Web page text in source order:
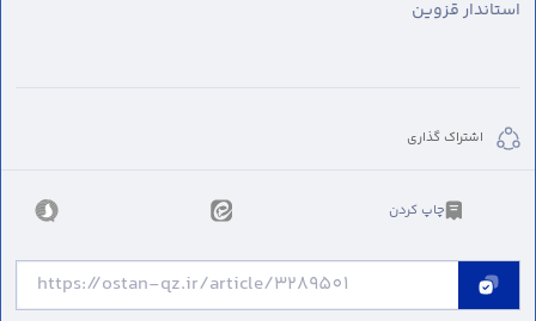
استاندار قزوین
اشتراک گذاری
چاپ کردن